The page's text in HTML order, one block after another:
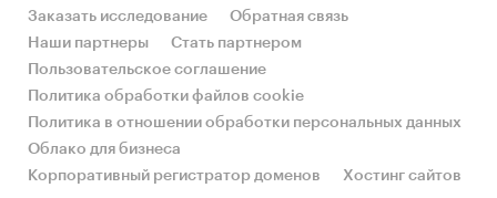
Заказать исследование
Обратная связь
Наши партнеры
Стать партнером
Пользовательское соглашение
Политика обработки файлов cookie
Политика в отношении обработки персональных данных
Облако для бизнеса
Корпоративный регистратор доменов
Хостинг сайтов